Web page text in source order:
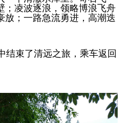
；凌波逐浪，领略博浪飞舟
放；一路急流勇进，高潮迭
束了清远之旅，乘车返回